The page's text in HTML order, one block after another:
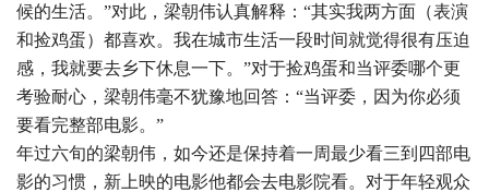
候的生活。”对此，梁朝伟认真解释：“其实我两方面（表演
和捡鸡蛋）都喜欢。我在城市生活一段时间就觉得很有压迫
感，我就要去乡下休息一下。”对于捡鸡蛋和当评委哪个更
考验耐心，梁朝伟毫不犹豫地回答：“当评委，因为你必须
要看完整部电影。”
年过六旬的梁朝伟，如今还是保持着一周最少看三到四部电
影的习惯，新上映的电影他都会去电影院看。对于年轻观众